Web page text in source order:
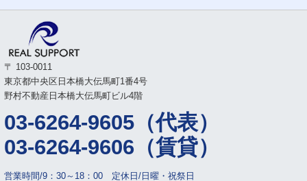
〒 103-0011
東京都中央区日本橋大伝馬町1番4号
野村不動産日本橋大伝馬町ビル4階
03-6264-9605（代表）
03-6264-9606（賃貸）
営業時間/9：30～18：00 定休日/日曜・祝祭日